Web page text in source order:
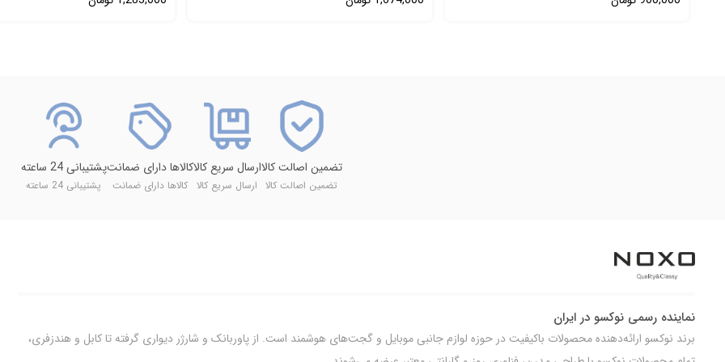
تضمین اصالت کالا
تضمین اصالت کالا
ارسال سریع کالا
ارسال سریع کالا
کالاها دارای ضمانت
کالاها دارای ضمانت
پشتیبانی 24 ساعته
پشتیبانی 24 ساعته
نماینده رسمی نوکسو در ایران
برند نوکسو ارائه‌دهنده محصولات باکیفیت در حوزه لوازم جانبی موبایل و گجت‌های هوشمند است. از پاوربانک و شارژر دیواری گرفته تا کابل و هندزفری،